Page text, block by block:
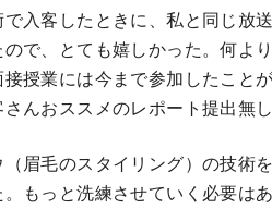
入客したときに、私と同じ放
で、とても嬉しかった。何よ
授業には今まで参加したこと
んおススメのレポート提出無
眉毛のスタイリング）の技術
もっと洗練させていく必要は